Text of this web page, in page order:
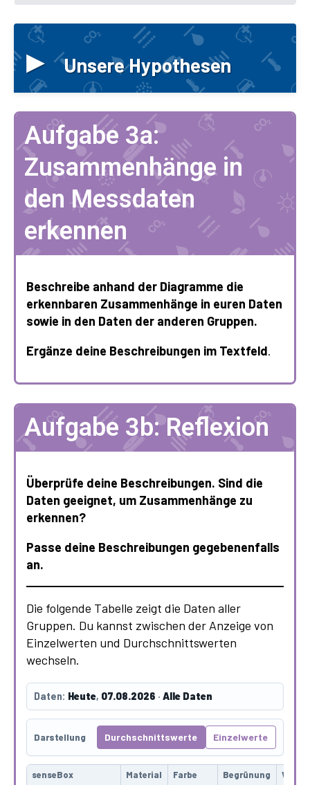
▸ Unsere Hypothesen
Aufgabe 3a:
Zusammenhänge in
den Messdaten
erkennen
Beschreibe anhand der Diagramme die
erkennbaren Zusammenhänge in euren Daten
sowie in den Daten der anderen Gruppen.
Ergänze deine Beschreibungen im Textfeld.
Aufgabe 3b: Reflexion
Überprüfe deine Beschreibungen. Sind die
Daten geeignet, um Zusammenhänge zu
erkennen?
Passe deine Beschreibungen gegebenenfalls
an.
Die folgende Tabelle zeigt die Daten aller
Gruppen. Du kannst zwischen der Anzeige von
Einzelwerten und Durchschnittswerten
wechseln.
Daten: Heute, 07.08.2026 ·Alle Daten
Darstellung Durchschnittswerte Einzelwerte
senseBox Material Farbe Begrünung